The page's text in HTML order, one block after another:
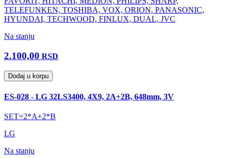
TELEFUNKEN, TOSHIBA, VOX, ORION, PANASONIC,
HYUNDAI, TECHWOOD, FINLUX, DUAL, JVC
Na stanju
2.100,00 RSD
Dodaj u korpu
ES-028 - LG 32LS3400, 4X9, 2A+2B, 648mm, 3V
SET=2*A+2*B
LG
Na stanju